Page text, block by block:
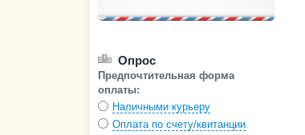
Опрос
Предпочтительная форма
оплаты:
Наличными курьеру
Оплата по счету/квитанции